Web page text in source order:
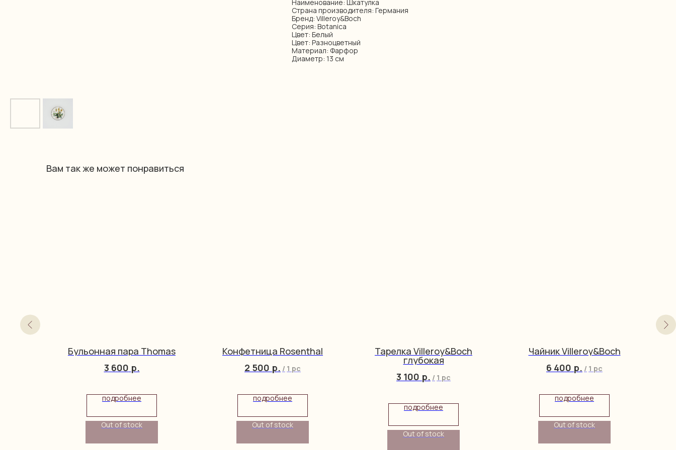
Наименование: Шкатулка
Страна производителя: Германия
Бренд: Villeroy&Boch
Серия: Botanica
Цвет: Белый
Цвет: Разноцветный
Материал: Фарфор
Диаметр: 13 см
Вам так же может понравиться
Бульонная пара Thomas
3 600 р.
подробнее
Out of stock
Конфетница Rosenthal
2 500 р. / 1 pc
подробнее
Out of stock
Тарелка Villeroy&Boch
глубокая
3 100 р. / 1 pc
подробнее
Out of stock
Чайник Villeroy&Boch
6 400 р. / 1 pc
подробнее
Out of stock